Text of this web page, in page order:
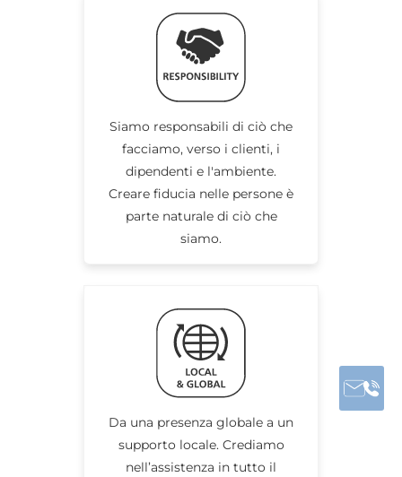
Siamo responsabili di ciò che
facciamo, verso i clienti, i
dipendenti e l'ambiente.
Creare fiducia nelle persone è
parte naturale di ciò che
siamo.
Da una presenza globale a un
supporto locale. Crediamo
nell’assistenza in tutto il